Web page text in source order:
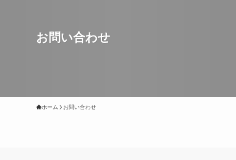
お問い合わせ
ホーム お問い合わせ